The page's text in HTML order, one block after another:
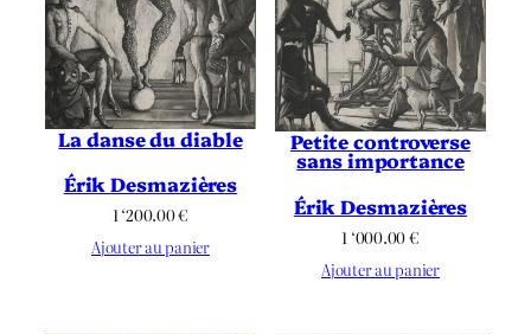
La danse du diable
Érik Desmazières
1 ‘200.00€
Ajouter au panier
Petite controverse
sans importance
Érik Desmazières
1 ‘000.00€
Ajouter au panier